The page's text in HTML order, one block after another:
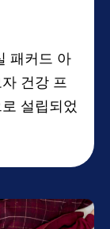
패커드 아
건강 프
설립되었